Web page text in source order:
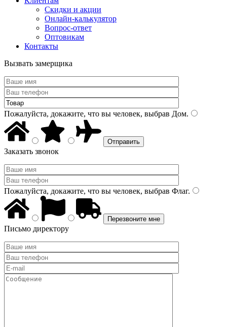
Скидки и акции
Онлайн-калькулятор
Вопрос-ответ
Оптовикам
Контакты
Вызвать замерщика
Пожалуйста, докажите, что вы человек, выбрав Дом.
Заказать звонок
Пожалуйста, докажите, что вы человек, выбрав Флаг.
Письмо директору